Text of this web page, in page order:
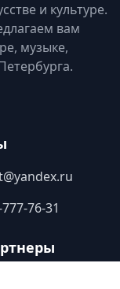
и культуре.
вам
музыке,
76-31